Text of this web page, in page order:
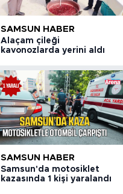
SAMSUN HABER
Alaçam çileği
kavonozlarda yerini aldı
SAMSUN HABER
Samsun'da motosiklet
kazasında 1 kişi yaralandı